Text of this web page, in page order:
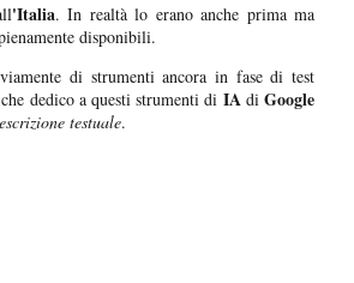
'Italia. In realtà lo erano anche prima ma
disponibili.
di strumenti ancora in fase di test
dedico a questi strumenti di IAdiGoogle
testuale.